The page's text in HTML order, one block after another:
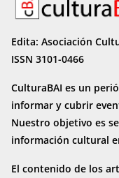
Edita: Asociación
ISSN 3101-0466
CulturaBAI es un
informar y cubrir
Nuestro objetivo es
información cultural
El contenido de los